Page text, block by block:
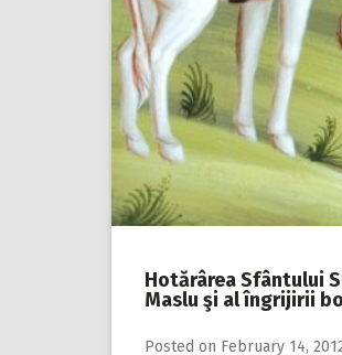
Hotărârea Sfântului
Maslu şi al îngrijirii
Posted on February 14,